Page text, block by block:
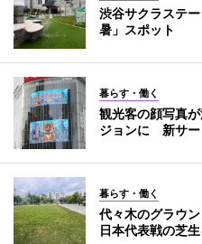
渋谷サクラステ
暑」スポット
暮らす・働く
観光客の顔写真
ジョンに 新サー
暮らす・働く
代々木のグラウ
日本代表戦の芝